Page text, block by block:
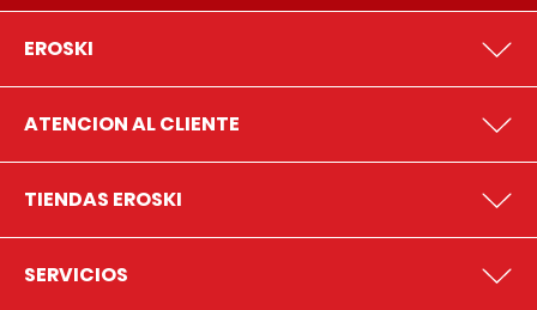
EROSKI
ATENCION AL CLIENTE
TIENDAS EROSKI
SERVICIOS